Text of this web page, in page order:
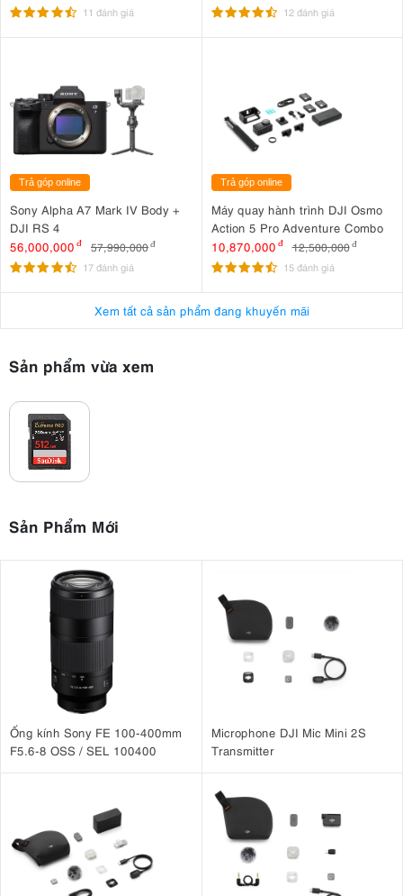
11 đánh giá 12 đánh giá
Trả góp online
Sony Alpha A7 Mark IV Body +
DJI RS 4
56,000,000 đ 57,990,000đ
17 đánh giá
Trả góp online
Máy quay hành trình DJI Osmo
Action 5 Pro Adventure Combo
10,870,000 đ 12,500,000 đ
15 đánh giá
Xem tất cả sản phẩm đang khuyến mãi
Sản phẩm vừa xem
Sản Phẩm Mới
Ống kính Sony FE 100-400mm
F5.6-8 OSS / SEL 100400
Microphone DJI Mic Mini 2S
Transmitter